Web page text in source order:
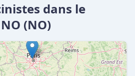
dans le
(NO)